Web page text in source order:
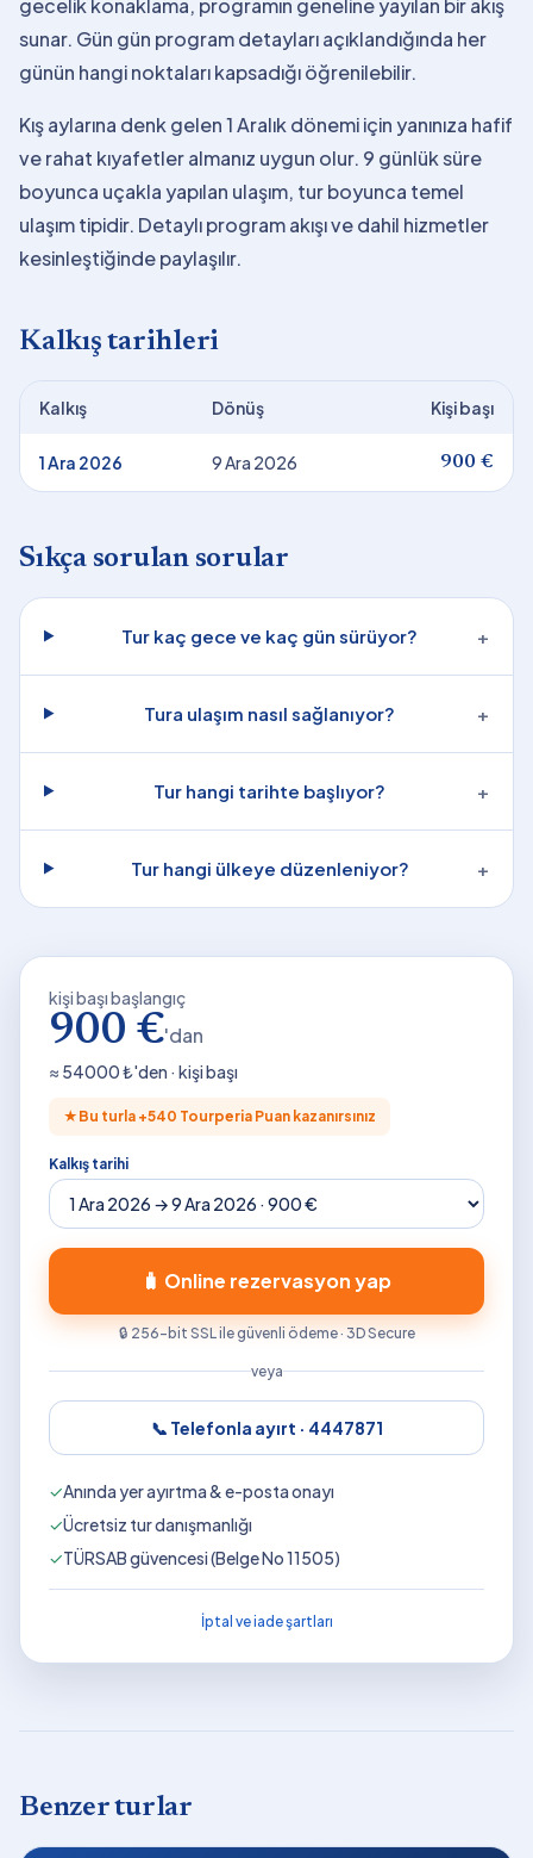
sunar. Gün gün program detayları açıklandığında her
günün hangi noktaları kapsadığı öğrenilebilir.
Kış aylarına denk gelen 1 Aralık dönemi için yanınıza hafif
ve rahat kıyafetler almanız uygun olur. 9 günlük süre
boyunca uçakla yapılan ulaşım, tur boyunca temel
ulaşım tipidir. Detaylı program akışı ve dahil hizmetler
kesinleştiğinde paylaşılır.
Kalkış tarihleri
Kalkış Dönüş Kişi başı
1 Ara 2026 9 Ara 2026 900 €
Sıkça sorulan sorular
Tur kaç gece ve kaç gün sürüyor? +
Tura ulaşım nasıl sağlanıyor? +
Tur hangi tarihte başlıyor? +
Tur hangi ülkeye düzenleniyor? +
kişi başı başlangıç
900 €'dan
≈ 54000₺'den · kişi başı
★ Bu turla +540 Tourperia Puan kazanırsınız
Kalkış tarihi
🧳 Online rezervasyon yap
🔒 256-bit SSL ile güvenli ödeme · 3D Secure
veya
📞 Telefonla ayırt · 4447871
✓Anında yer ayırtma & e-posta onayı
✓Ücretsiz tur danışmanlığı
✓TÜRSAB güvencesi (Belge No 11505)
İptal ve iade şartları
Benzer turlar